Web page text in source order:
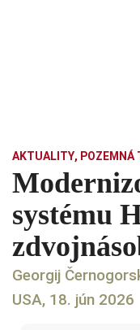
AKTUALITY, POZEMNÁ
systému
Georgij
USA, 18. jún 2026